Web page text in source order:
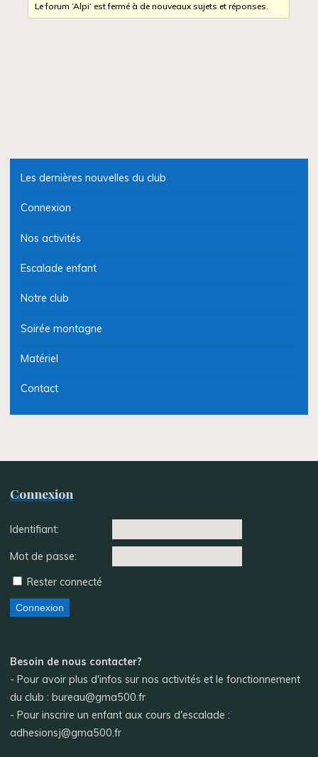
Le forum ‘Alpi’ est fermé à de nouveaux sujets et réponses.
Les dernières nouvelles du club
Connexion
Nos activités
Escalade enfant
Notre club
Soirée montagne
Matériel
Contact
Connexion
Identifiant:
Mot de passe:
Rester connecté
Connexion
Besoin de nous contacter?
- Pour avoir plus d'infos sur nos activités et le fonctionnement
du club : bureau@gma500.fr
- Pour inscrire un enfant aux cours d'escalade :
adhesionsj@gma500.fr